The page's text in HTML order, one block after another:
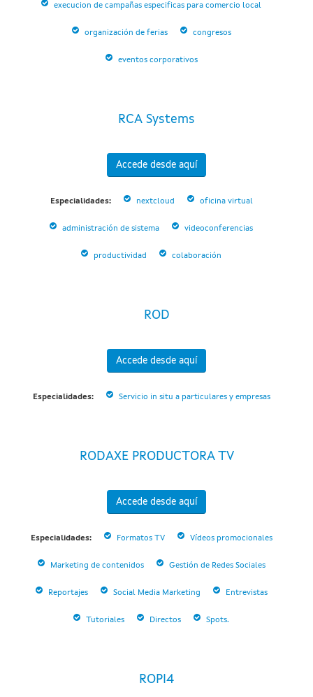
execucion de campañas especificas para comercio local
organización de ferias congresos
eventos corporativos
RCA Systems
Accede desde aquí
Especialidades: nextcloud oficina virtual
administración de sistema videoconferencias
productividad colaboración
ROD
Accede desde aquí
Especialidades: Servicio in situ a particulares y empresas
RODAXE PRODUCTORA TV
Accede desde aquí
Especialidades: Formatos TV Vídeos promocionales
Marketing de contenidos Gestión de Redes Sociales
Reportajes Social Media Marketing Entrevistas
Tutoriales Directos Spots.
ROPI4